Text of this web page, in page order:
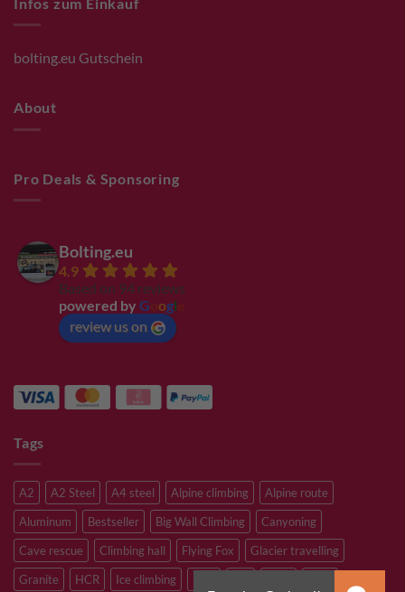
bolting.eu Gutschein
About
Pro Deals & Sponsoring
Bolting.eu
4.9
Based on 94 reviews
powered by G ogl
review us on
Tags
A2 A2 Steel A4 steel Alpine climbing
Alpine route
Aluminum
Bestseller Big Wall Climbing
Canyoning
Cave rescue
Climbing hall Flying Fox
Glacier travelling
Granite
HCR Ice climbing